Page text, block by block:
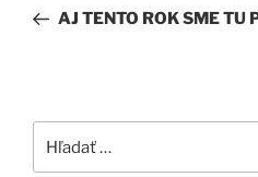
článku
článokAJ TENTO ROK SME TU